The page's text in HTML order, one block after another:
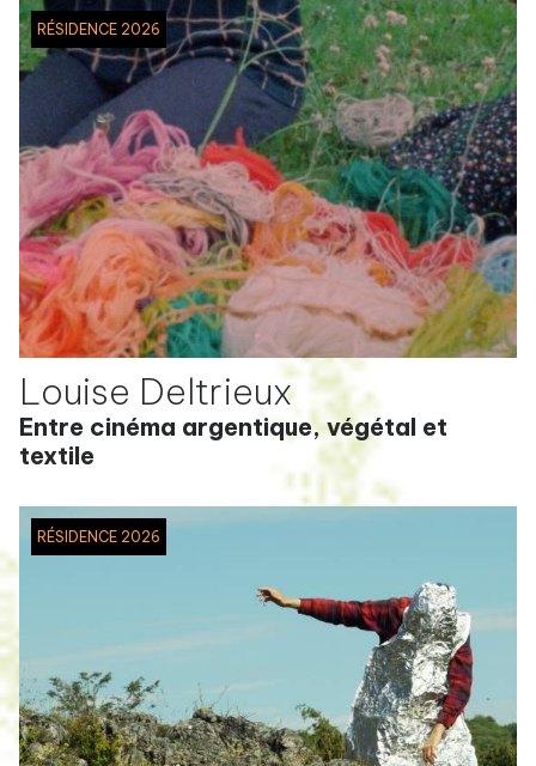
RÉSIDENCE 2026
Louise Deltrieux
Entre cinéma argentique, végétal et
textile
RÉSIDENCE 2026